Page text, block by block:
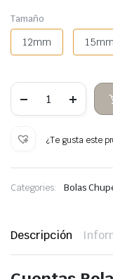
Tamaño
12mm 15mm
Bolas
Silicona
Mar
Sabidurías
cantidad
¿Te gusta este
Categories: Bolas
Descripción